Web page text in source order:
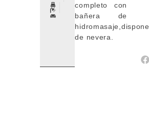
completo con
bañera de
hidromasaje,dispone
de nevera.